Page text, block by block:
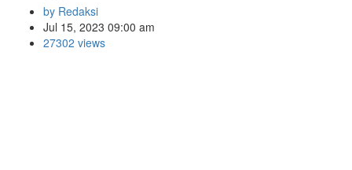
by Redaksi
Jul 15, 2023 09:00 am
27302 views